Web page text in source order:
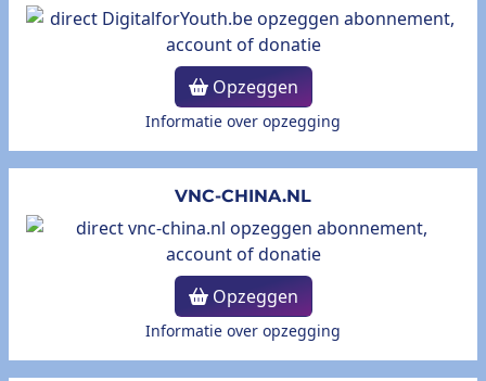
Opzeggen
Informatie over opzegging
VNC-CHINA.NL
Opzeggen
Informatie over opzegging